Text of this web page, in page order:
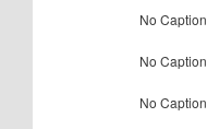
No Caption
No Caption
No Caption